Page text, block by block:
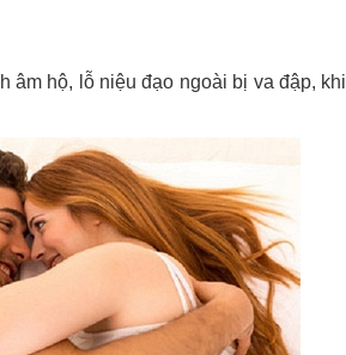
âm hộ, lỗ niệu đạo ngoài bị va đập,